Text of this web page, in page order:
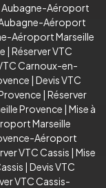
Aubagne-Aéroport
Aéroport
Aéroport Marseille
| Réserver VTC
Carnoux-en-
| Devis VTC
| Réserver
Provence | Mise à
Marseille
Aéroport
VTC Cassis | Mise
| Devis VTC
VTC Cassis-